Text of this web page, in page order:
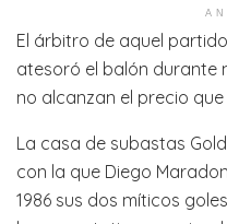
El árbitro de aquel
atesoró el balón durante
no alcanzan el precio
La casa de subastas
con la que Diego
1986 sus dos míticos